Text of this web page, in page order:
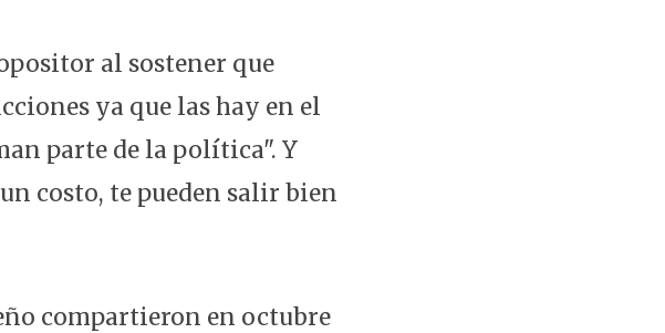
al sostener que
ya que las hay en el
parte de la política". Y
costo, te pueden salir bien
compartieron en octubre